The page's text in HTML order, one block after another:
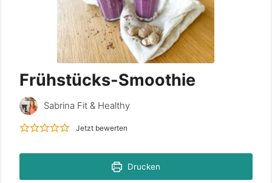
Frühstücks-Smoothie
Sabrina Fit & Healthy
Jetzt bewerten
Drucken